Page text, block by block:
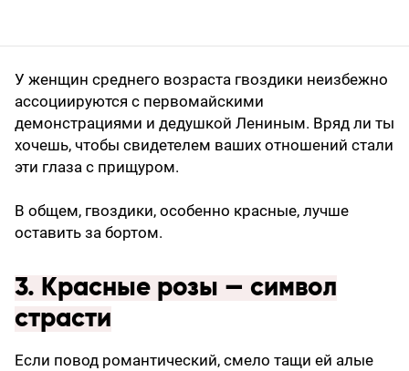
У женщин среднего возраста гвоздики неизбежно
ассоциируются с первомайскими
демонстрациями и дедушкой Лениным. Вряд ли ты
хочешь, чтобы свидетелем ваших отношений стали
эти глаза с прищуром.
В общем, гвоздики, особенно красные, лучше
оставить за бортом.
3. Красные розы — символ
страсти
Если повод романтический, смело тащи ей алые